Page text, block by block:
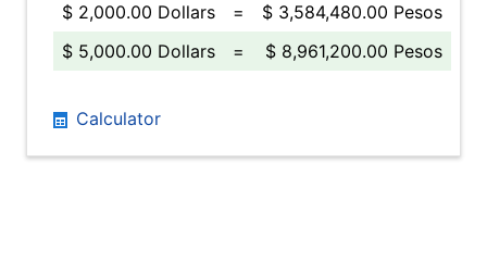
$ 2,000.00 Dollars
=
$ 3,584,480.00 Pesos
$ 5,000.00 Dollars
= $ 8,961,200.00 Pesos
Calculator